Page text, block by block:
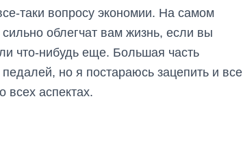
таки вопросу экономии. На самом
облегчат вам жизнь, если вы
что-нибудь еще. Большая часть
но я постараюсь зацепить и все
всех аспектах.